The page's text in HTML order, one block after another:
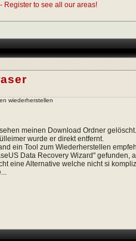
Register to see all our areas!
wiederherstellen
meinen Download Ordner gelöscht.
wurde er direkt entfernt.
ein Tool zum Wiederherstellen
Data Recovery Wizard"
eine Alternative welche nicht si